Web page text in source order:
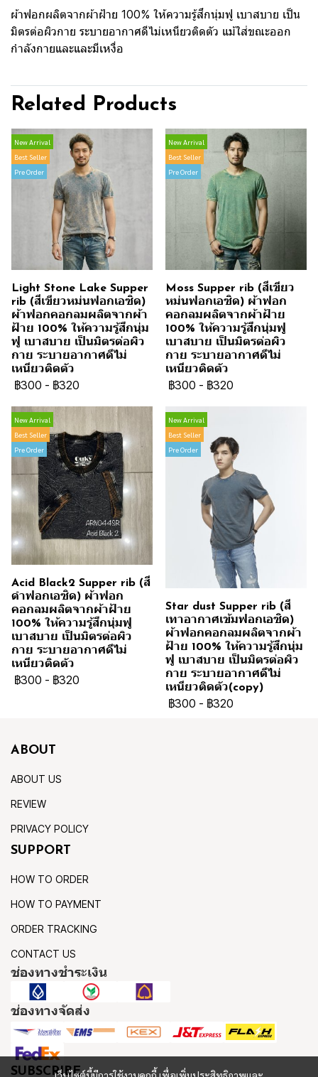
ผ้าฟอกผลิตจากผ้าฝ้าย 100% ให้ความรู้สึกนุ่มฟู เบาสบาย เป็น
มิตรต่อผิวกาย ระบายอากาศดีไม่เหนียวติดตัว แม้ใส่ขณะออก
กำลังกายและและมีเหงื่อ
Related Products
New Arrival
Best Seller
Pre Order
Light Stone Lake Supper
rib (สีเขียวหม่นฟอกเอซิด)
ผ้าฟอกคอกลมผลิตจากผ้า
ฝ้าย 100% ให้ความรู้สึกนุ่ม
ฟู เบาสบาย เป็นมิตรต่อผิว
กาย ระบายอากาศดีไม่
เหนียวติดตัว
฿300 - ฿320
New Arrival
Best Seller
Pre Order
Moss Supper rib (สีเขียว
หม่นฟอกเอซิด) ผ้าฟอก
คอกลมผลิตจากผ้าฝ้าย
100% ให้ความรู้สึกนุ่มฟู
เบาสบาย เป็นมิตรต่อผิว
กาย ระบายอากาศดีไม่
เหนียวติดตัว
฿300 - ฿320
New Arrival
Best Seller
Pre Order
Acid Black2 Supper rib (สี
ดำฟอกเอซิด) ผ้าฟอก
คอกลมผลิตจากผ้าฝ้าย
100% ให้ความรู้สึกนุ่มฟู
เบาสบาย เป็นมิตรต่อผิว
กาย ระบายอากาศดีไม่
เหนียวติดตัว
฿300 - ฿320
New Arrival
Best Seller
Pre Order
Star dust Supper rib (สี
เทาอากาศเข้มฟอกเอซิด)
ผ้าฟอกคอกลมผลิตจากผ้า
ฝ้าย 100% ให้ความรู้สึกนุ่ม
ฟู เบาสบาย เป็นมิตรต่อผิว
กาย ระบายอากาศดีไม่
เหนียวติดตัว(copy)
฿300 - ฿320
ABOUT
ABOUT US
REVIEW
PRIVACY POLICY
SUPPORT
HOW TO ORDER
HOW TO PAYMENT
ORDER TRACKING
CONTACT US
ช่องทางชำระเงิน
ช่องทางจัดส่ง
SUBSCRIBE